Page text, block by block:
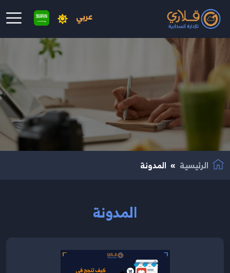
عربي
انتقال إلى المحتوى الرئيسي
الرئيسية المدونة
المدونة